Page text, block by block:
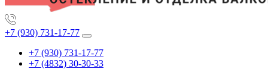
+7 (930) 731-17-77
+7 (930) 731-17-77
+7 (4832) 30-30-33